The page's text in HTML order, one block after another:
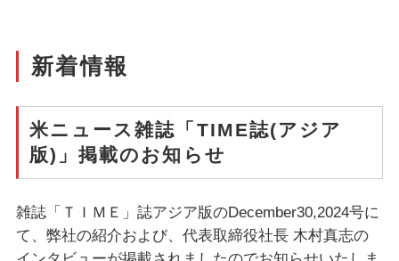
新着情報
米ニュース雑誌「TIME誌(アジア
版)」掲載のお知らせ
雑誌「ＴＩＭＥ」誌アジア版のDecember30,2024号に
て、弊社の紹介および、代表取締役社長 木村真志の